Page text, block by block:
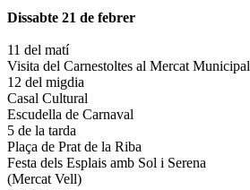
Dissabte 21 de febrer
11 del matí
Visita del Carnestoltes al Mercat Municipal
12 del migdia
Casal Cultural
Escudella de Carnaval
5 de la tarda
Plaça de Prat de la Riba
Festa dels Esplais amb Sol i Serena
(Mercat Vell)